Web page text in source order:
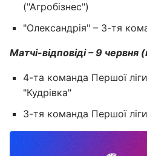
("Агробізнес")
"Олександрія" – 3-тя
Матчі-відповіді – 9 червня
4-та команда Першої
"Кудрівка"
3-тя команда Першої